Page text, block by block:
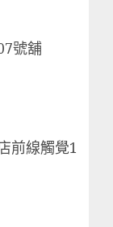
號舖
前線觸覺1